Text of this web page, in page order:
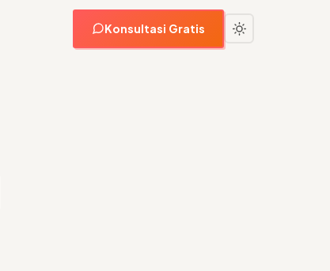
Konsultasi Gratis